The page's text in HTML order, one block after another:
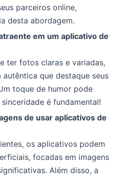
parceiros online,
desta abordagem.
em um aplicativo de
ter fotos claras e variadas,
que destaque seus
toque de humor pode
é fundamental!
de usar aplicativos de
os aplicativos podem
focadas em imagens
Além disso, a